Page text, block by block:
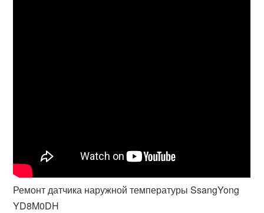
Ремонт датчика наружной температуры SsangYong
YD8M0DH